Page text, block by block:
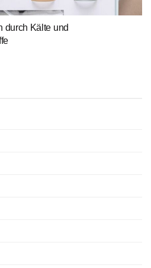
durch Kälte und